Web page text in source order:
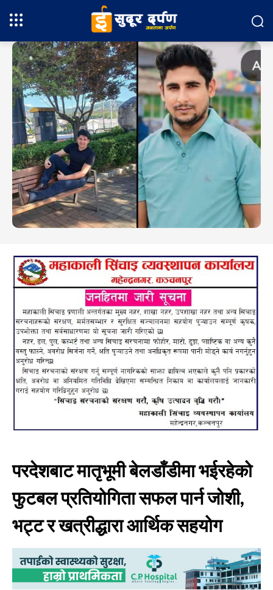
परदेशबाट मातृभूमी बेलडाँडीमा भईरहेको
फुटबल प्रतियोगिता सफल पार्न जोशी,
भट्ट र खत्रीद्धारा आर्थिक सहयोग